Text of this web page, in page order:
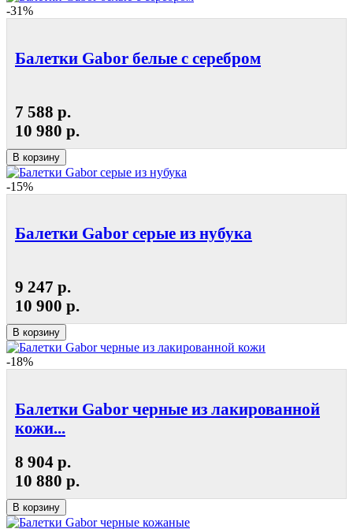
-31%
Балетки Gabor белые с серебром
7 588 р.
10 980 р.
В корзину
-15%
Балетки Gabor серые из нубука
9 247 р.
10 900 р.
В корзину
-18%
Балетки Gabor черные из лакированной
кожи...
8 904 р.
10 880 р.
В корзину